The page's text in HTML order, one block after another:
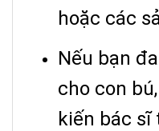
hoặc các
Nếu bạn
cho con
kiến bác